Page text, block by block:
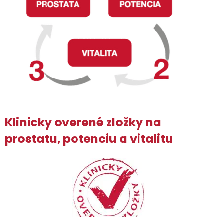
Klinicky overené zložky na
prostatu, potenciu a vitalitu